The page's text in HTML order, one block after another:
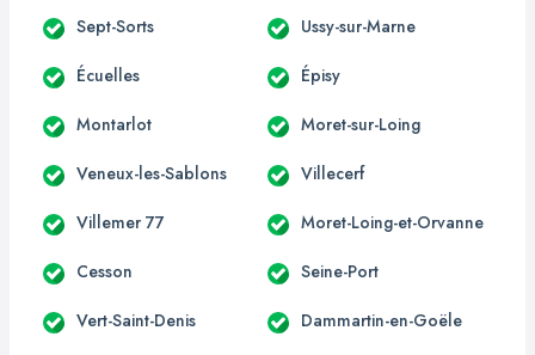
Sept-Sorts Ussy-sur-Marne
Écuelles Épisy
Montarlot Moret-sur-Loing
Veneux-les-Sablons Villecerf
Villemer 77 Moret-Loing-et-Orvanne
Cesson Seine-Port
Vert-Saint-Denis Dammartin-en-Goële